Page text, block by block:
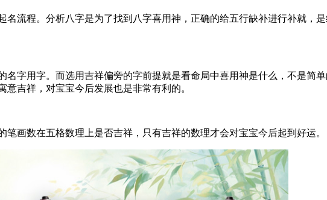
程。分析八字是为了找到八字喜用神，正确的给五行缺补进行补就，
用字。而选用吉祥偏旁的字前提就是看命局中喜用神是什么，不是简
吉祥，对宝宝今后发展也是非常有利的。
数在五格数理上是否吉祥，只有吉祥的数理才会对宝宝今后起到好运。